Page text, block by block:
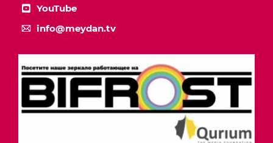
YouTube
info@meydan.tv